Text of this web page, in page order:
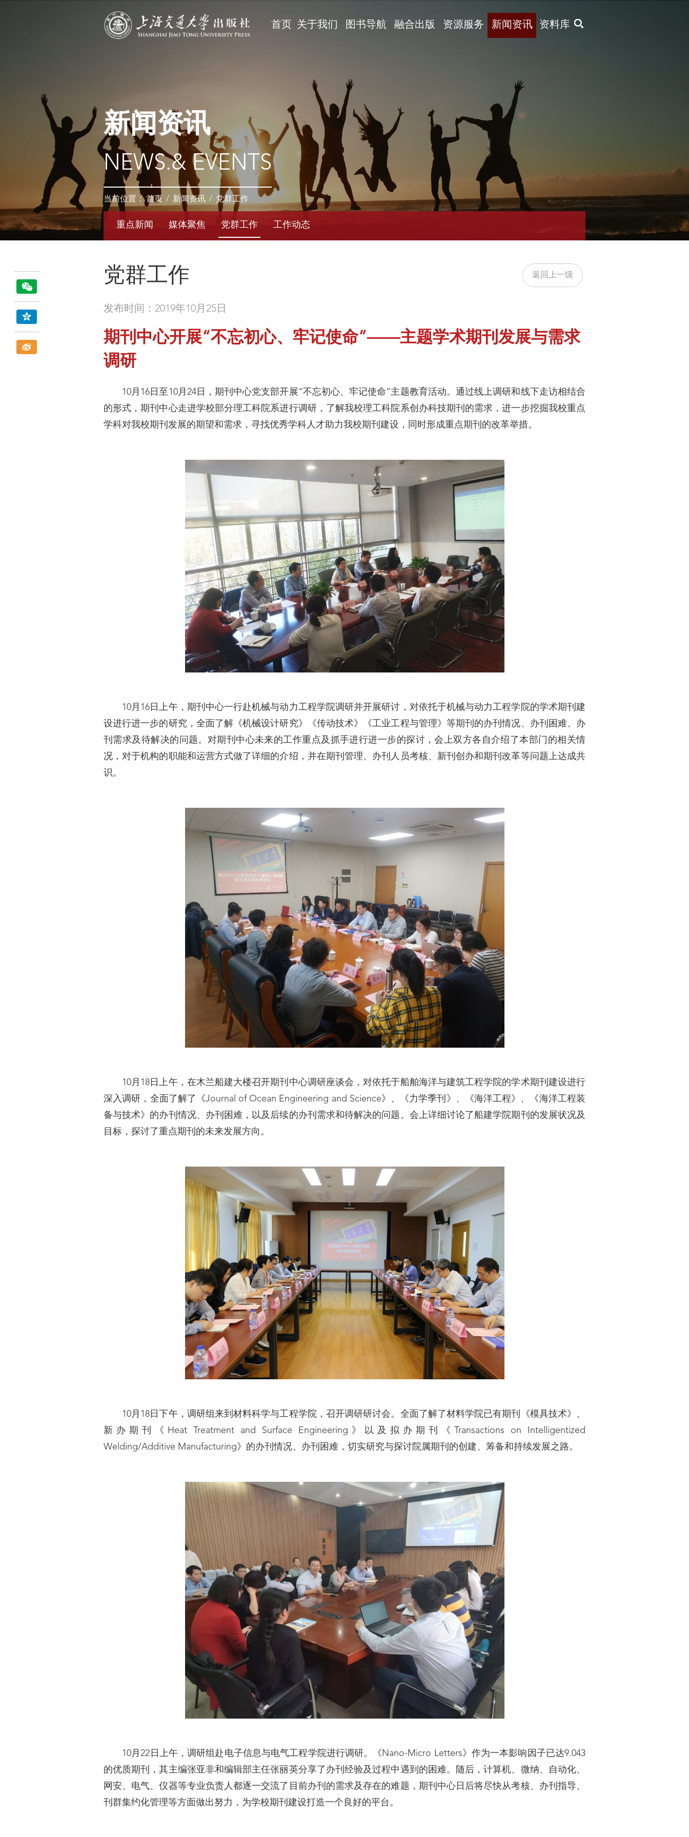
X
首页 关于我们 图书导航 融合出版 资源服务 新闻资讯 资料库
新闻资讯
NEWS.& EVENTS
当前位置：首页 / 新闻资讯 / 党群工作
重点新闻 媒体聚焦 党群工作 工作动态
党群工作 返回上一级
发布时间：2019年10月25日
期刊中心开展“不忘初心、牢记使命”——主题学术期刊发展与需求
调研
10月16日至10月24日，期刊中心党支部开展“不忘初心、牢记使命”主题教育活动。通过线上调研和线下走访相结合
的形式，期刊中心走进学校部分理工科院系进行调研，了解我校理工科院系创办科技期刊的需求，进一步挖掘我校重点
学科对我校期刊发展的期望和需求，寻找优秀学科人才助力我校期刊建设，同时形成重点期刊的改革举措。
10月16日上午，期刊中心一行赴机械与动力工程学院调研并开展研讨，对依托于机械与动力工程学院的学术期刊建
设进行进一步的研究，全面了解《机械设计研究》《传动技术》《工业工程与管理》等期刊的办刊情况、办刊困难、办
刊需求及待解决的问题。对期刊中心未来的工作重点及抓手进行进一步的探讨，会上双方各自介绍了本部门的相关情
况，对于机构的职能和运营方式做了详细的介绍，并在期刊管理、办刊人员考核、新刊创办和期刊改革等问题上达成共
识。
10月18日上午，在木兰船建大楼召开期刊中心调研座谈会，对依托于船舶海洋与建筑工程学院的学术期刊建设进行
深入调研，全面了解了《Journal of Ocean Engineering and Science》、《力学季刊》、《海洋工程》、《海洋工程装
备与技术》的办刊情况、办刊困难，以及后续的办刊需求和待解决的问题。会上详细讨论了船建学院期刊的发展状况及
目标，探讨了重点期刊的未来发展方向。
10月18日下午，调研组来到材料科学与工程学院，召开调研研讨会。全面了解了材料学院已有期刊《模具技术》、
新办期刊《Heat Treatment and Surface Engineering》以及拟办期刊《Transactions on Intelligentized
Welding/Additive Manufacturing》的办刊情况、办刊困难，切实研究与探讨院属期刊的创建、筹备和持续发展之路。
10月22日上午，调研组赴电子信息与电气工程学院进行调研。《Nano-Micro Letters》作为一本影响因子已达9.043
的优质期刊，其主编张亚非和编辑部主任张丽英分享了办刊经验及过程中遇到的困难。随后，计算机、微纳、自动化、
网安、电气、仪器等专业负责人都逐一交流了目前办刊的需求及存在的难题，期刊中心日后将尽快从考核、办刊指导、
刊群集约化管理等方面做出努力，为学校期刊建设打造一个良好的平台。